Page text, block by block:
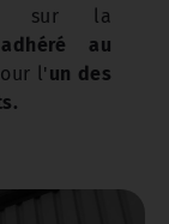
sur la
au
l' un des